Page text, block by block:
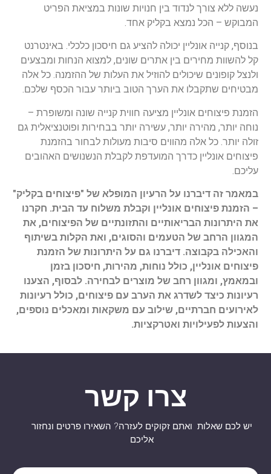
נעשה ללא צורך לנדוד בין חנויות שונות במציאת הפריט
המבוקש – הכל נמצא בקליק אחד.
בנוסף, קנייה אונליין יכולה להציע גם חיסכון כלכלי. באינטרנט
קל להשוות מחירים בין אתרים שונים, למצוא הנחות ומבצעים
ולנצל קופונים שיכולים להוזיל את העלות של ההזמנה. כל אלה
מבטיחים שתקבלו את הערך הטוב ביותר עבור הכסף שלכם.
הזמנת פיצוחים אונליין מציעה חווית קנייה שונה ומשופרת –
נוחה יותר, מהירה יותר, עשירה יותר בבחירות ופוטנציאלית גם
זולה יותר. כל אלה מהווים סיבות מעולות לבחור בהזמנת
פיצוחים אונליין כדרך המועדפת לקבלת הנשנושים האהובים
עליכם.
במאמר זה דיברנו על הרעיון המופלא של "פיצוחים בקליק"
– הזמנת פיצוחים אונליין וקבלת משלוח עד הבית. חקרנו
את היתרונות הבריאותיים והתזונתיים של הפיצוחים, את
המגוון הרחב של הטעמים והסוגים, ואת הקלות בשיתוף
והאכילה בקבוצה. דיברנו גם על היתרונות של הזמנת
פיצוחים אונליין, כולל נוחות, מהירות, חיסכון בזמן
ובמאמץ, ומגוון רחב של מוצרים לבחירה. לבסוף, הצענו
רעיונות כיצד לשדרג את הערב עם פיצוחים, כולל רעיונות
לאירועים חברתיים, שילוב עם משקאות ומאכלים נוספים,
והצעות לפעילויות ואטרקציות.
צרו קשר
יש לכם שאלות ואתם זקוקים לעזרה? השאירו פרטים ונחזור
אליכם